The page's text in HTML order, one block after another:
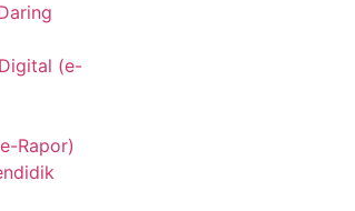
(e-
Rapor)